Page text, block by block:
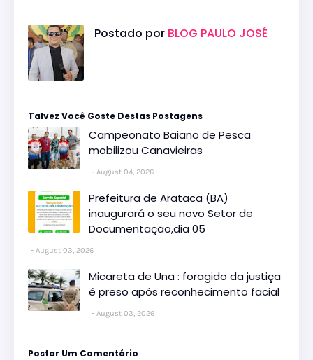
Postado por BLOG PAULO JOSÉ
Talvez Você Goste Destas Postagens
Campeonato Baiano de Pesca
mobilizou Canavieiras
August 04, 2026
Prefeitura de Arataca (BA)
inaugurará o seu novo Setor de
Documentação,dia 05
August 03, 2026
Micareta de Una : foragido da justiça
é preso após reconhecimento facial
August 03, 2026
Postar Um Comentário